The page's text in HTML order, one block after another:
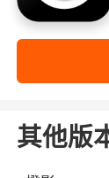
其他版